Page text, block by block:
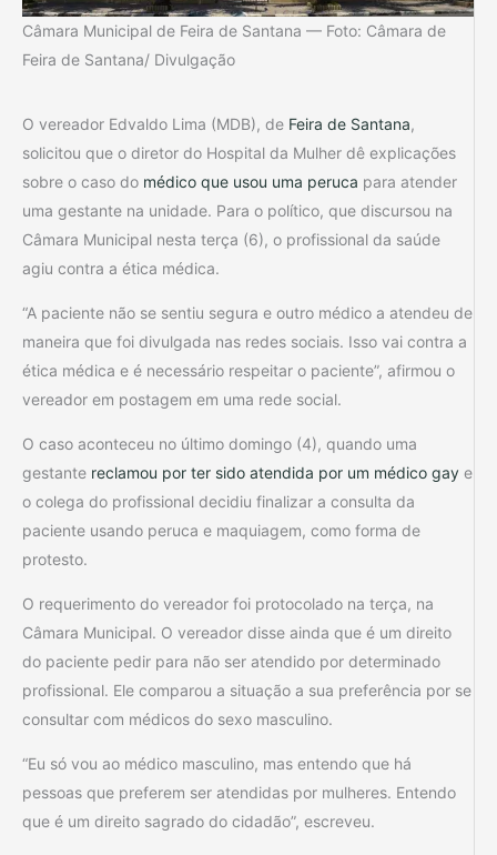
Câmara Municipal de Feira de Santana — Foto: Câmara de
Feira de Santana/ Divulgação
O vereador Edvaldo Lima (MDB), de Feira de Santana,
solicitou que o diretor do Hospital da Mulher dê explicações
sobre o caso do médico que usou uma peruca para atender
uma gestante na unidade. Para o político, que discursou na
Câmara Municipal nesta terça (6), o profissional da saúde
agiu contra a ética médica.
“A paciente não se sentiu segura e outro médico a atendeu de
maneira que foi divulgada nas redes sociais. Isso vai contra a
ética médica e é necessário respeitar o paciente”, afirmou o
vereador em postagem em uma rede social.
O caso aconteceu no último domingo (4), quando uma
gestante reclamou por ter sido atendida por um médico gay e
o colega do profissional decidiu finalizar a consulta da
paciente usando peruca e maquiagem, como forma de
protesto.
O requerimento do vereador foi protocolado na terça, na
Câmara Municipal. O vereador disse ainda que é um direito
do paciente pedir para não ser atendido por determinado
profissional. Ele comparou a situação a sua preferência por se
consultar com médicos do sexo masculino.
“Eu só vou ao médico masculino, mas entendo que há
pessoas que preferem ser atendidas por mulheres. Entendo
que é um direito sagrado do cidadão”, escreveu.